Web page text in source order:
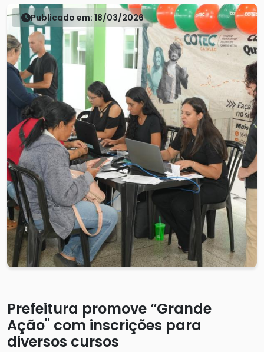
Publicado em: 18/03/2026
Prefeitura promove “Grande
Ação" com inscrições para
diversos cursos